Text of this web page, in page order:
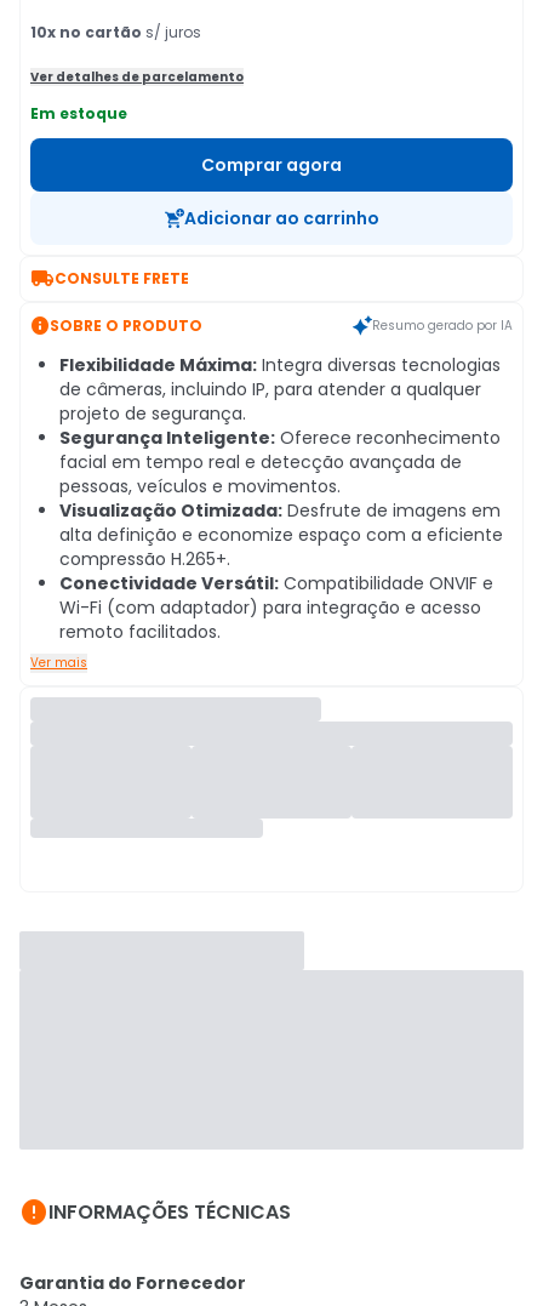
10x no cartão s/ juros
Ver detalhes de parcelamento
Em estoque
Comprar agora
Adicionar ao carrinho
CONSULTE FRETE
SOBRE O PRODUTO Resumo gerado por IA
Flexibilidade Máxima: Integra diversas tecnologias
de câmeras, incluindo IP, para atender a qualquer
projeto de segurança.
Segurança Inteligente: Oferece reconhecimento
facial em tempo real e detecção avançada de
pessoas, veículos e movimentos.
Visualização Otimizada: Desfrute de imagens em
alta definição e economize espaço com a eficiente
compressão H.265+.
Conectividade Versátil: Compatibilidade ONVIF e
Wi-Fi (com adaptador) para integração e acesso
remoto facilitados.
Ver mais
INFORMAÇÕES TÉCNICAS
Garantia do Fornecedor